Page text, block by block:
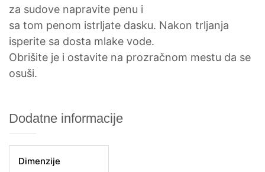
za sudove napravite penu i
sa tom penom istrljate dasku. Nakon trljanja
isperite sa dosta mlake vode.
Obrišite je i ostavite na prozračnom mestu da se
osuši.
Dodatne informacije
Dimenzije